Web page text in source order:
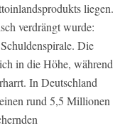
liegen.
verdrängt wurde:
Die
in die Höhe, während
In Deutschland
rund 5,5 Millionen